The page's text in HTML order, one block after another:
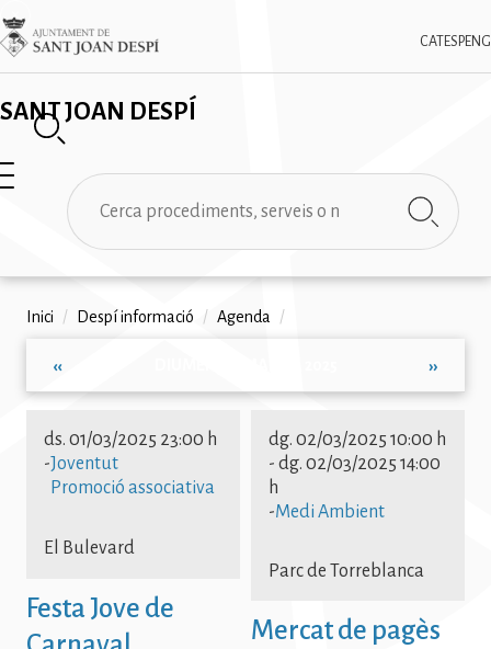
Vés
al
contingut
SANT JOAN DESPÍ
CAT ESPENG
Imatge
✕
Cerca
Fil
d'ariadna
Inici / Despí informació / Agenda /
Paginació
‹‹ ››
ds. 01/03/2025 23:00 h
-Joventut
Promoció associativa
El Bulevard
Festa Jove de
dg. 02/03/2025 10:00 h
- dg. 02/03/2025 14:00
h
-Medi Ambient
Parc de Torreblanca
Mercat de pagès